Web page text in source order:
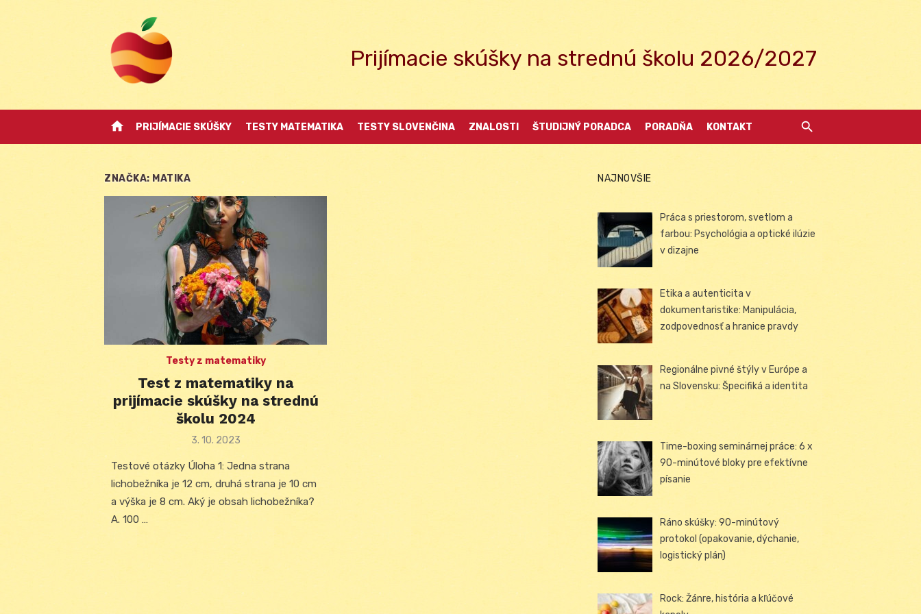
Prijímacie skúšky na strednú školu 2026/2027
home PRIJÍMACIE SKÚŠKY TESTY MATEMATIKA TESTY SLOVENČINA ZNALOSTI ŠTUDIJNÝ PORADCA PORADŇA KONTAKT
ZNAČKA: MATIKA
Testy z matematiky
Test z matematiky na
prijímacie skúšky na strednú
školu 2024
Posted
3. 10. 2023
Testové otázky Úloha 1: Jedna strana
lichobežníka je 12 cm, druhá strana je 10 cm
a výška je 8 cm. Aký je obsah lichobežníka?
A. 100 …
NAJNOVŠIE
Práca s priestorom, svetlom a
farbou: Psychológia a optické ilúzie
v dizajne
Etika a autenticita v
dokumentaristike: Manipulácia,
zodpovednosť a hranice pravdy
Regionálne pivné štýly v Európe a
na Slovensku: Špecifiká a identita
Time-boxing seminárnej práce: 6 x
90-minútové bloky pre efektívne
písanie
Ráno skúšky: 90-minútový
protokol (opakovanie, dýchanie,
logistický plán)
Rock: Žánre, história a kľúčové